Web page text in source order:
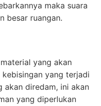
maka suara
besar ruangan.
yang akan
yang terjadi
diredam, ini akan
yang diperlukan